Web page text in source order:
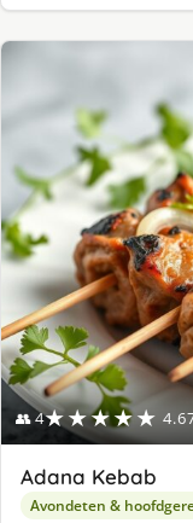
👥 4★★★★★
Adana Kebab
Avondeten &